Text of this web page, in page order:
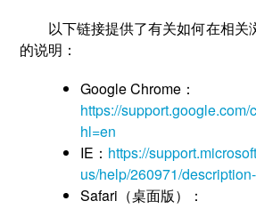
以下链接提供了有关如何在相关
的说明：
Google Chrome：
https://
hl=en
IE： https://
us/help/260971/
Safari（桌面版）：